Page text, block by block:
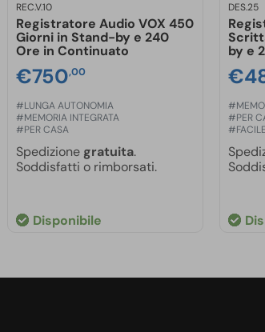
REC.V.10
Registratore Audio VOX 450
Giorni in Stand-by e 240
Ore in Continuato
€750,00
#LUNGA AUTONOMIA
#MEMORIA INTEGRATA
#PER CASA
Spedizione gratuita.
Soddisfatti o rimborsati.
Disponibile
DES.25
by e
€
#PER